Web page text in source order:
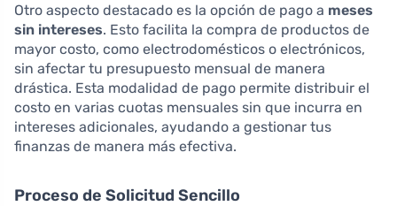
Otro aspecto destacado es la opción de pago a meses
sin intereses. Esto facilita la compra de productos de
mayor costo, como electrodomésticos o electrónicos,
sin afectar tu presupuesto mensual de manera
drástica. Esta modalidad de pago permite distribuir el
costo en varias cuotas mensuales sin que incurra en
intereses adicionales, ayudando a gestionar tus
finanzas de manera más efectiva.
Proceso de Solicitud Sencillo